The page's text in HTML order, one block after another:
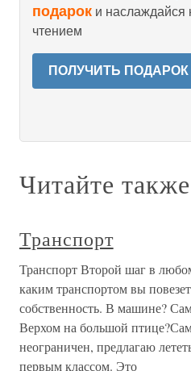
подарок и наслаждайся
чтением
ПОЛУЧИТЬ ПОДАРОК
Читайте также
Транспорт
Транспорт Второй шаг в
каким транспортом вы
собственность. В машине?
Верхом на большой
неограничен, предлагаю
первым классом. Это